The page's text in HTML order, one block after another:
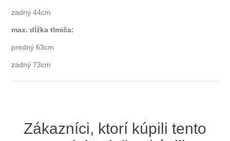
zadný 44cm
max. dĺžka tlmiča:
predný 63cm
zadný 73cm
Zákazníci, ktorí kúpili tento